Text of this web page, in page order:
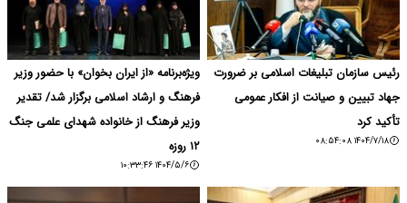
رئیس سازمان تبلیغات اسلامی بر ضرورت
جهاد تبیین و صیانت از افکار عمومی
تأکید کرد
۱۴۰۴/۷/۱۸ ۰۸:۵۴:۰۸
ویژه‌برنامه «از ایران بخوان» با حضور وزیر
فرهنگ و ارشاد اسلامی برگزار شد/ تقدیر
وزیر فرهنگ از خانواده شهدای علمی جنگ
۱۲ روزه
۱۴۰۴/۵/۶ ۱۰:۳۳:۴۶